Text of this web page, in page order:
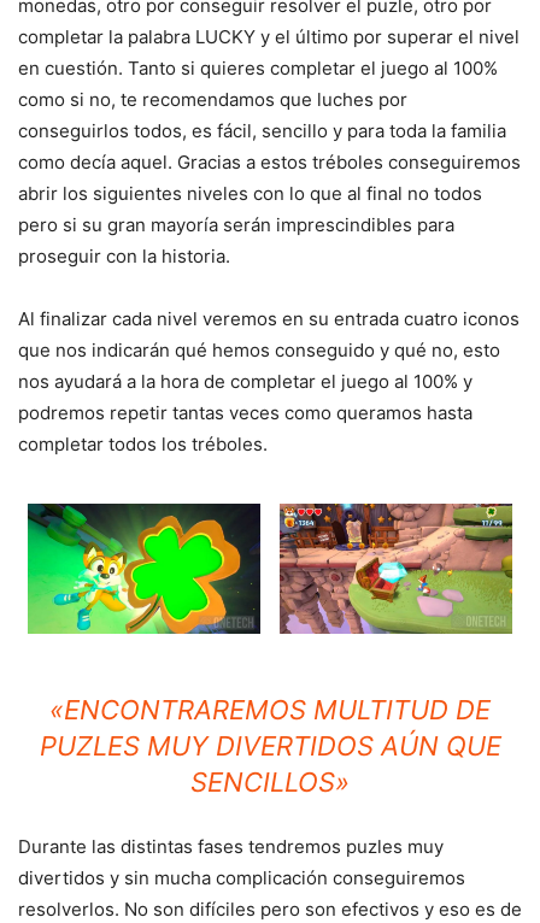
monedas, otro por conseguir resolver el puzle, otro por
completar la palabra LUCKY y el último por superar el nivel
en cuestión. Tanto si quieres completar el juego al 100%
como si no, te recomendamos que luches por
conseguirlos todos, es fácil, sencillo y para toda la familia
como decía aquel. Gracias a estos tréboles conseguiremos
abrir los siguientes niveles con lo que al final no todos
pero si su gran mayoría serán imprescindibles para
proseguir con la historia.
Al finalizar cada nivel veremos en su entrada cuatro iconos
que nos indicarán qué hemos conseguido y qué no, esto
nos ayudará a la hora de completar el juego al 100% y
podremos repetir tantas veces como queramos hasta
completar todos los tréboles.
«ENCONTRAREMOS MULTITUD DE
PUZLES MUY DIVERTIDOS AÚN QUE
SENCILLOS»
Durante las distintas fases tendremos puzles muy
divertidos y sin mucha complicación conseguiremos
resolverlos. No son difíciles pero son efectivos y eso es de